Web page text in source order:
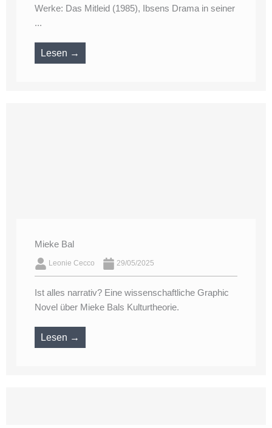
Werke: Das Mitleid (1985), Ibsens Drama in seiner
...
Lesen →
Mieke Bal
Leonie Cecco 29/05/2025
Ist alles narrativ? Eine wissenschaftliche Graphic
Novel über Mieke Bals Kulturtheorie.
Lesen →